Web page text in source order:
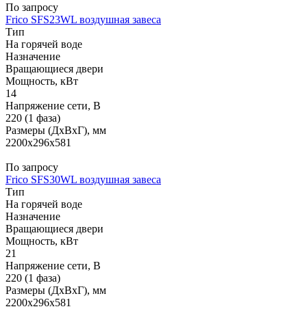
По запросу
Frico SFS23WL воздушная завеса
Тип
На горячей воде
Назначение
Вращающиеся двери
Мощность, кВт
14
Напряжение сети, В
220 (1 фаза)
Размеры (ДхВхГ), мм
2200x296x581
По запросу
Frico SFS30WL воздушная завеса
Тип
На горячей воде
Назначение
Вращающиеся двери
Мощность, кВт
21
Напряжение сети, В
220 (1 фаза)
Размеры (ДхВхГ), мм
2200x296x581